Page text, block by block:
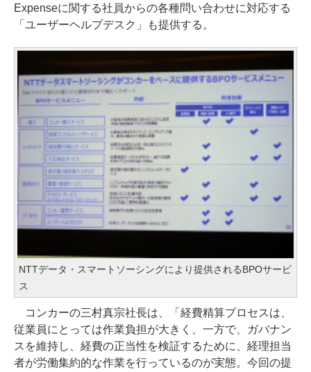
Expenseに関する社員からの各種問い合わせに対応する
「ユーザーヘルプデスク」も提供する。
NTTデータ・スマートソーシングにより提供されるBPOサービ
ス
コンカーの三村真宗社長は、「経費精算プロセスは、
従業員にとっては作業負担が大きく、一方で、ガバナン
スを維持し、経費の正当性を検証するために、経理担当
者が労働集約的な作業を行っているのが実態。今回の提